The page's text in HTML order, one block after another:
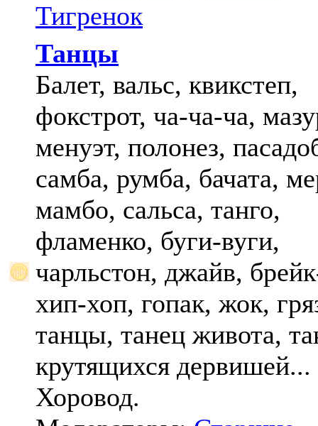
Тигренок
Танцы
Балет, вальс, квикстеп,
фокстрот, ча-ча-ча,
менуэт, полонез,
самба, румба, бачата,
мамбо, сальса, танго,
фламенко, буги-вуги,
чарльстон, джайв,
хип-хоп, гопак, жок,
танцы, танец живота,
крутящихся дервишей...
Хоровод.